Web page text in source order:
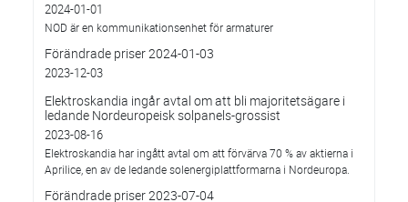
2024-01-01
NOD är en kommunikationsenhet för armaturer
Förändrade priser 2024-01-03
2023-12-03
Elektroskandia ingår avtal om att bli majoritetsägare i
ledande Nordeuropeisk solpanels-grossist
2023-08-16
Elektroskandia har ingått avtal om att förvärva 70 % av aktierna i
Aprilice, en av de ledande solenergiplattformarna i Nordeuropa.
Förändrade priser 2023-07-04